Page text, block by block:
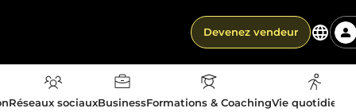
Devenez vendeur
Réseaux sociauxBusinessFormations & CoachingVie